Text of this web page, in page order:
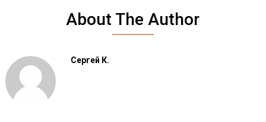
About The Author
Сергей К.